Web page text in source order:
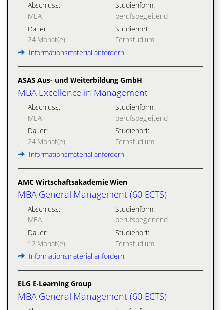
Abschluss:
MBA
Studienform:
berufsbegleitend
Dauer:
24 Monat(e)
Studienort:
Fernstudium
Informationsmaterial anfordern
ASAS Aus- und Weiterbildung GmbH
MBA Excellence in Management
Abschluss:
MBA
Studienform:
berufsbegleitend
Dauer:
24 Monat(e)
Studienort:
Fernstudium
Informationsmaterial anfordern
AMC Wirtschaftsakademie Wien
MBA General Management (60 ECTS)
Abschluss:
MBA
Studienform:
berufsbegleitend
Dauer:
12 Monat(e)
Studienort:
Fernstudium
Informationsmaterial anfordern
ELG E-Learning Group
MBA General Management (60 ECTS)